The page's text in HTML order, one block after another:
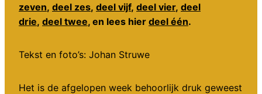
zeven, deel zes, deel vijf, deel vier, deel
drie, deel twee, en lees hier deel één.
Tekst en foto’s: Johan Struwe
Het is de afgelopen week behoorlijk druk geweest